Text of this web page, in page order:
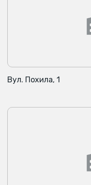
Вул. Похила, 1